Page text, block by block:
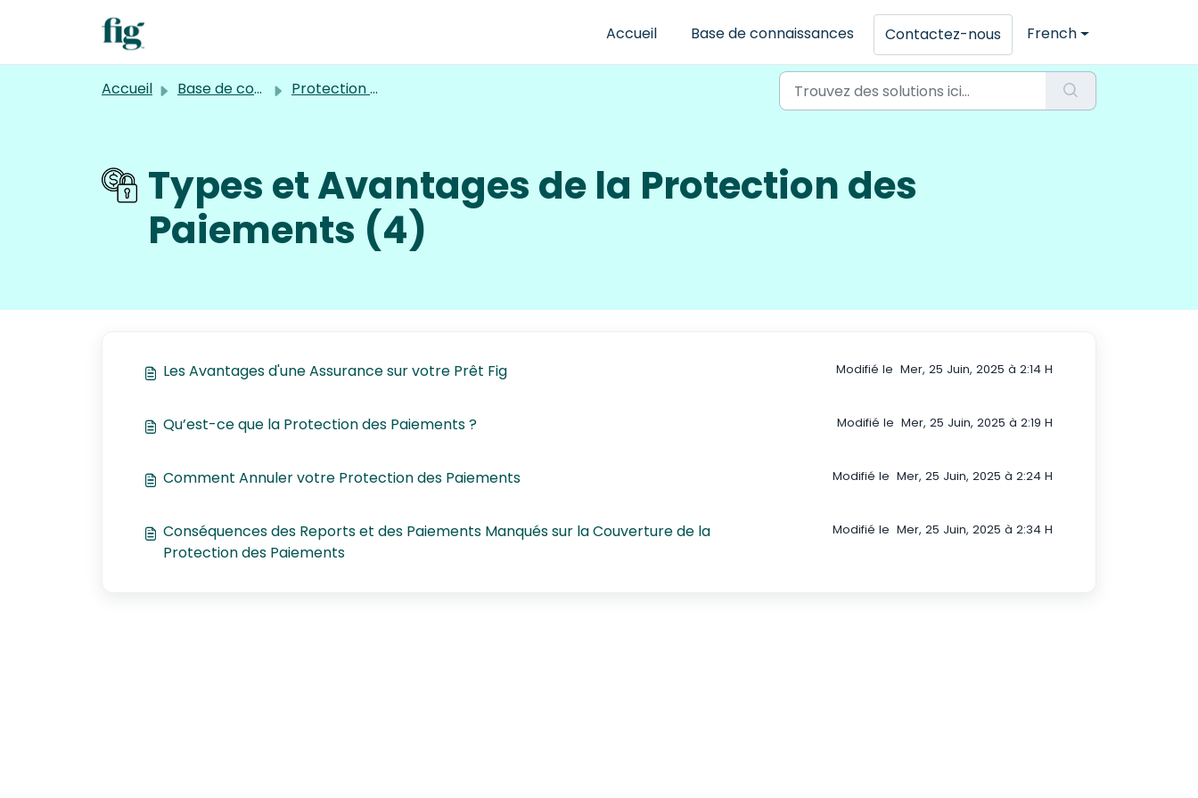
Accueil
Base de connaissances Contactez-nous French
Accueil Base de connaissances Protection des Paiements
Types et Avantages de la Protection des
Paiements (4)
Les Avantages d'une Assurance sur votre Prêt Fig Modifié le Mer, 25 Juin, 2025 à 2:14 H
Qu’est-ce que la Protection des Paiements ? Modifié le Mer, 25 Juin, 2025 à 2:19 H
Comment Annuler votre Protection des Paiements Modifié le Mer, 25 Juin, 2025 à 2:24 H
Conséquences des Reports et des Paiements Manqués sur la Couverture de la
Protection des Paiements
Modifié le Mer, 25 Juin, 2025 à 2:34 H